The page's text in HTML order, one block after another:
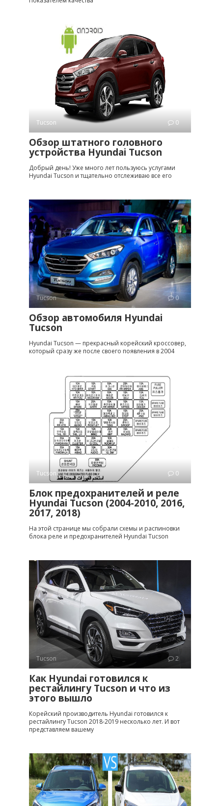
Tucson 0
Обзор штатного головного
устройства Hyundai Tucson
Добрый день! Уже много лет пользуюсь услугами
Hyundai Tucson и тщательно отслеживаю все его
Tucson 0
Обзор автомобиля Hyundai
Tucson
Hyundai Tucson — прекрасный корейский кроссовер,
который сразу же после своего появления в 2004
Tucson 0
Блок предохранителей и реле
Hyundai Tucson (2004-2010, 2016,
2017, 2018)
На этой странице мы собрали схемы и распиновки
блока реле и предохранителей Hyundai Tucson
Tucson 2
Как Hyundai готовился к
рестайлингу Tucson и что из
этого вышло
Корейский производитель Hyundai готовился к
рестайлингу Tucson 2018-2019 несколько лет. И вот
представляем вашему